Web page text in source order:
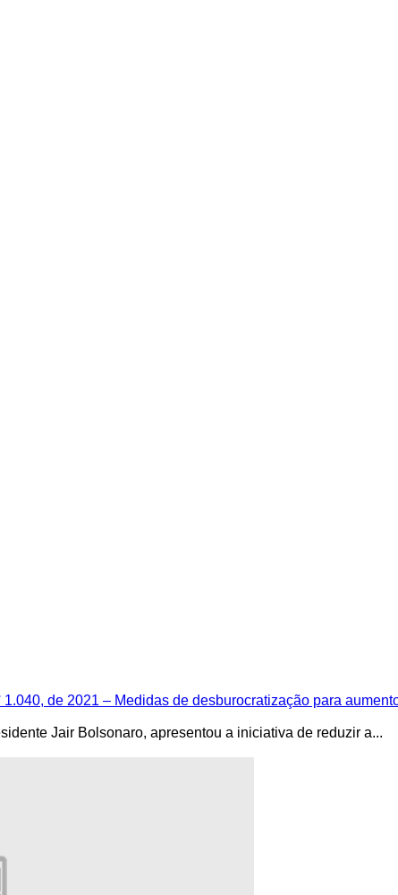
1.040, de 2021 – Medidas de desburocratização para
Jair Bolsonaro, apresentou a iniciativa de reduzir a...